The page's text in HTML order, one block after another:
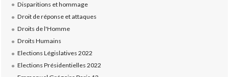
Disparitions et hommage
Droit de réponse et attaques
Droits de l'Homme
Droits Humains
Elections Législatives 2022
Elections Présidentielles 2022